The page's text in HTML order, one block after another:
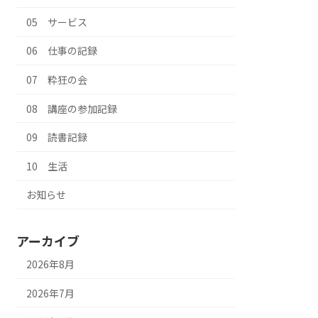
05 サービス
06 仕事の記録
07 粋狂の会
08 講座の参加記録
09 読書記録
10 生活
お知らせ
アーカイブ
2026年8月
2026年7月